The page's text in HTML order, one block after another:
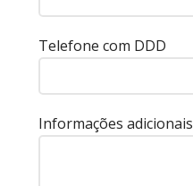
Telefone com DDD
Informações adicionais